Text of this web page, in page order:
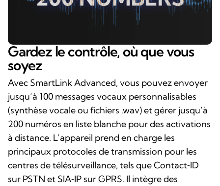
Gardez le contrôle, où que vous
soyez
Avec SmartLink Advanced, vous pouvez envoyer
jusqu’à 100 messages vocaux personnalisables
(synthèse vocale ou fichiers .wav) et gérer jusqu’à
200 numéros en liste blanche pour des activations
à distance. L’appareil prend en charge les
principaux protocoles de transmission pour les
centres de télésurveillance, tels que Contact‑ID
sur PSTN et SIA‑IP sur GPRS. Il intègre des